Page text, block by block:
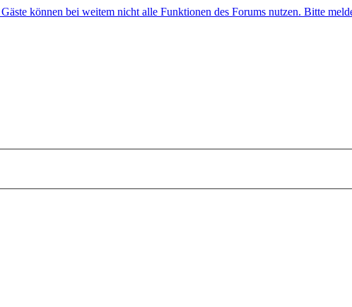
können bei weitem nicht alle Funktionen des Forums nutzen. Bitte